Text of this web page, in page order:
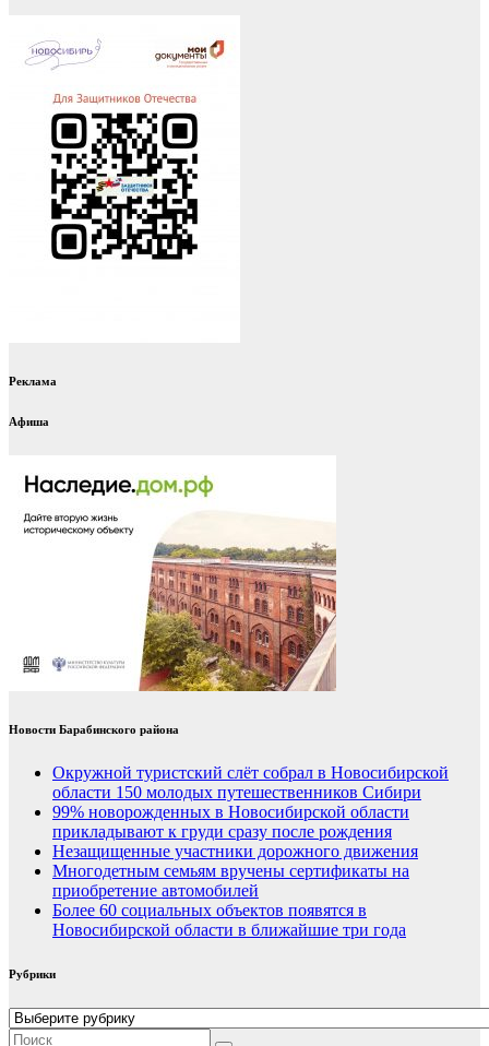
Реклама
Афиша
Новости Барабинского района
Окружной туристский слёт собрал в Новосибирской
области 150 молодых путешественников Сибири
99% новорожденных в Новосибирской области
прикладывают к груди сразу после рождения
Незащищенные участники дорожного движения
Многодетным семьям вручены сертификаты на
приобретение автомобилей
Более 60 социальных объектов появятся в
Новосибирской области в ближайшие три года
Рубрики
Рубрики